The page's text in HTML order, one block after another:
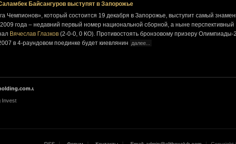
Байсангуров выступят в Запорожье
Чемпионов», который состоится 19 декабря в Запорожье, выступит самый
года – недавний первый номер национальной сборной, а ныне перспективный
Вячеслав Глазков (2-0-0, 0 КО). Противостоять бронзовому призеру Олимпиады-
в 4-раундовом поединке будет киевлянин
далее...
Invest